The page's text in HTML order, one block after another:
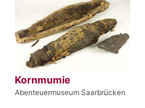
Kornmumie
Abenteuermuseum Saarbrücken